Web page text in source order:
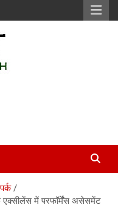
में परफॉर्मेंस असेसमेंट